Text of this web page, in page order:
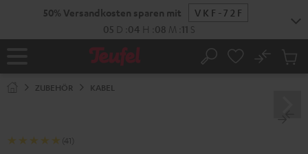
50% Versandkosten sparen mit
VKF-72F
05 D 04 H 08 M 11 S
Startseite Suche
No
ZUBEHÖR KABEL
(41)